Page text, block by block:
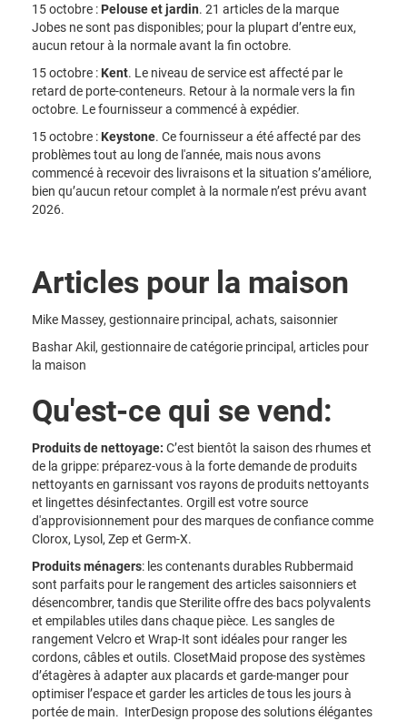
15 octobre : Pelouse et jardin. 21 articles de la marque
Jobes ne sont pas disponibles; pour la plupart d’entre eux,
aucun retour à la normale avant la fin octobre.
15 octobre : Kent. Le niveau de service est affecté par le
retard de porte-conteneurs. Retour à la normale vers la fin
octobre. Le fournisseur a commencé à expédier.
15 octobre : Keystone. Ce fournisseur a été affecté par des
problèmes tout au long de l'année, mais nous avons
commencé à recevoir des livraisons et la situation s’améliore,
bien qu’aucun retour complet à la normale n’est prévu avant
2026.
Articles pour la maison
Mike Massey, gestionnaire principal, achats, saisonnier
Bashar Akil, gestionnaire de catégorie principal, articles pour
la maison
Qu'est-ce qui se vend:
Produits de nettoyage: C’est bientôt la saison des rhumes et
de la grippe: préparez-vous à la forte demande de produits
nettoyants en garnissant vos rayons de produits nettoyants
et lingettes désinfectantes. Orgill est votre source
d'approvisionnement pour des marques de confiance comme
Clorox, Lysol, Zep et Germ-X.
Produits ménagers: les contenants durables Rubbermaid
sont parfaits pour le rangement des articles saisonniers et
désencombrer, tandis que Sterilite offre des bacs polyvalents
et empilables utiles dans chaque pièce. Les sangles de
rangement Velcro et Wrap-It sont idéales pour ranger les
cordons, câbles et outils. ClosetMaid propose des systèmes
d’étagères à adapter aux placards et garde-manger pour
optimiser l’espace et garder les articles de tous les jours à
portée de main. InterDesign propose des solutions élégantes